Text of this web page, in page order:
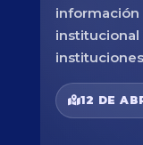
información
institucional
12 DE